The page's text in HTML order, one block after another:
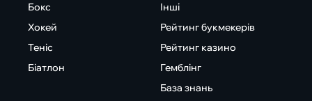
Бокс
Хокей
Теніс
Біатлон
Інші
Рейтинг букмекерів
Рейтинг казино
Гемблінг
База знань